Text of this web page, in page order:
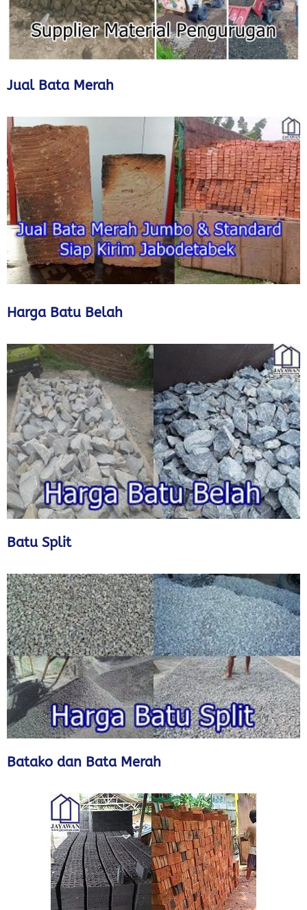
Jual Bata Merah
Harga Batu Belah
Batu Split
Batako dan Bata Merah